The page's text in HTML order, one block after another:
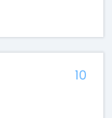
10